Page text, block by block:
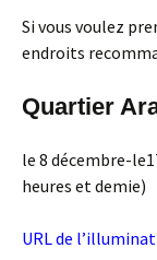
Si vous voulez
endroits
Quartier
le 8 décembre-
heures et demie)
URL de